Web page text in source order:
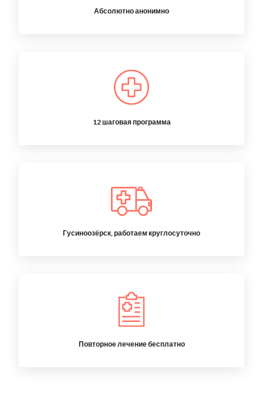
Абсолютно анонимно
12 шаговая программа
Гусиноозёрск, работаем круглосуточно
Повторное лечение бесплатно